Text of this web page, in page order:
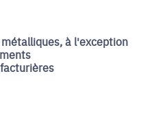
à l'exception